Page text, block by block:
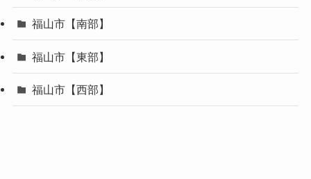
福山市【南部】
福山市【東部】
福山市【西部】